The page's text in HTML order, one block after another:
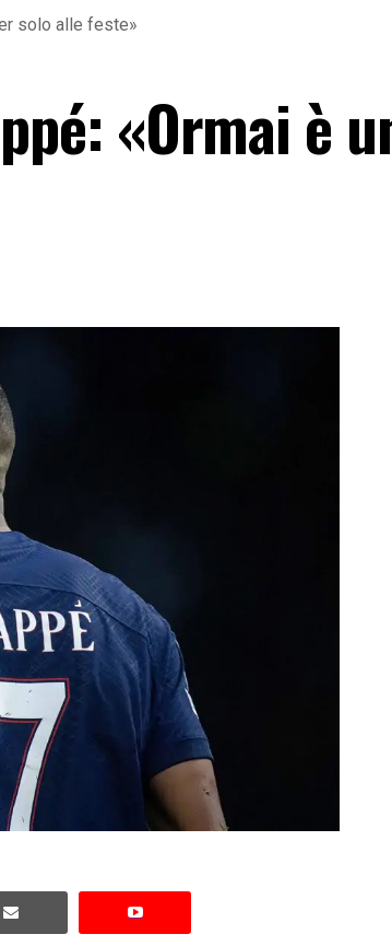
solo alle feste»
«Ormai è